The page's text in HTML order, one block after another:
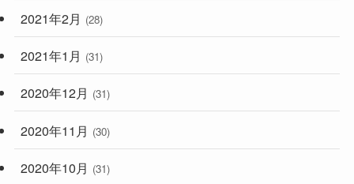
2021年2月 (28)
2021年1月 (31)
2020年12月 (31)
2020年11月 (30)
2020年10月 (31)